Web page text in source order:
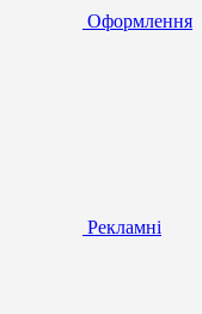
Оформлення
Рекламні